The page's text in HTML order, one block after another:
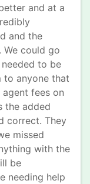
and at a
and the
We could go
to be
to anyone that
fees on
the added
correct. They
missed
with the
be
needing help